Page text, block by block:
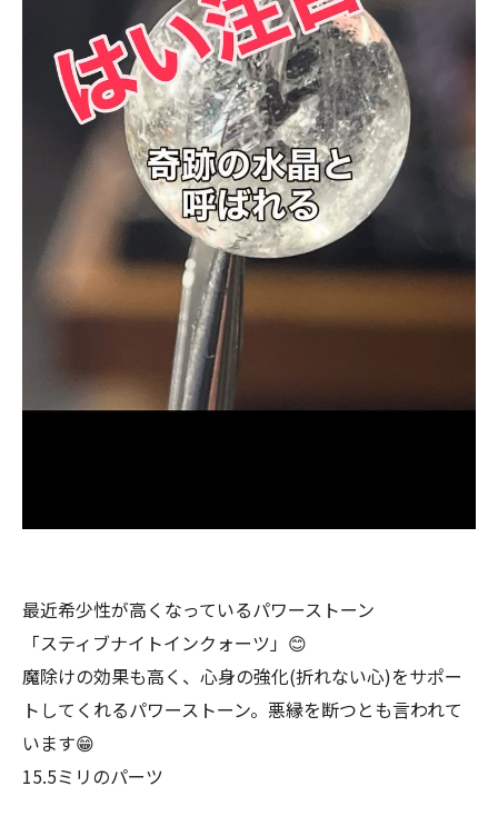
最近希少性が高くなっているパワーストーン
「スティブナイトインクォーツ」😊
魔除けの効果も高く、心身の強化(折れない心)をサポー
トしてくれるパワーストーン。悪縁を断つとも言われて
います😁
15.5ミリのパーツ